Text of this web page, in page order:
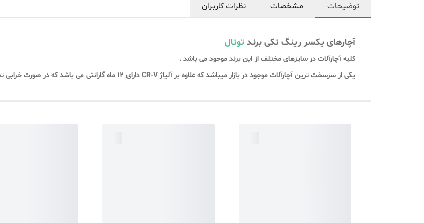
توضیحات مشخصات نظرات کاربران
آچارهای یکسر رینگ تکی برند توتال
کلیه آچارآلات در سایزهای مختلف از این برند موجود می باشد .
یکی از سرسخت ترین آچارآلات موجود در بازار میباشد که علاوه بر آلیاژ CR-V دارای 12 ماه گارانتی می باشد که در صورت خرابی تعویض خواهد شد.